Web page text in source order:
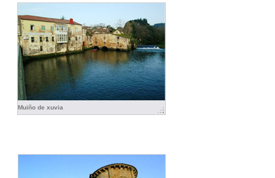
Muiño de xuvia